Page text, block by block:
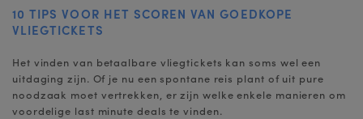
10 TIPS VOOR HET SCOREN VAN GOEDKOPE
VLIEGTICKETS
Het vinden van betaalbare vliegtickets kan soms wel een
uitdaging zijn. Of je nu een spontane reis plant of uit pure
noodzaak moet vertrekken, er zijn welke enkele manieren om
voordelige last minute deals te vinden.